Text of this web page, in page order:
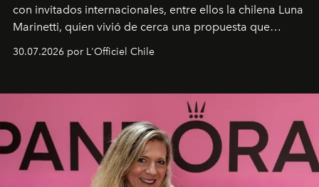
con invitados internacionales, entre ellos la chilena Luna
Marinetti, quien vivió de cerca una propuesta que
30.07.2026 por L'Officiel Chile